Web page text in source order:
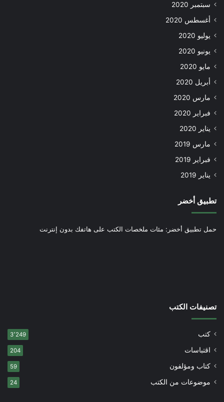
سبتمبر 2020
أغسطس 2020
يوليو 2020
يونيو 2020
مايو 2020
أبريل 2020
مارس 2020
فبراير 2020
يناير 2020
مارس 2019
فبراير 2019
يناير 2019
تطبيق أخضر
حمل تطبيق أخضر: مئات ملخصات الكتب على هاتفك بدون إنترنت
تصنيفات الكتب
كتب 3٬249
اقتباسات 204
كتاب ومؤلفون 59
موضوعات من الكتب 24